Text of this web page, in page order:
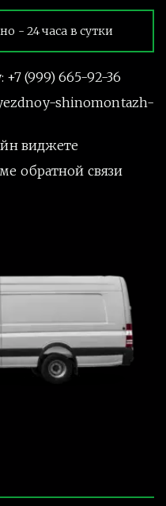
- 24 часа в сутки
(999) 665-92-36
shinomontazh-
виджете
обратной связи